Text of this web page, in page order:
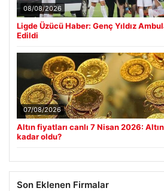
08/08/2026
Ligde Üzücü Haber: Genç Yıldız
Edildi
07/08/2026
Altın fiyatları canlı 7 Nisan 2026:
kadar oldu?
Son Eklenen Firmalar